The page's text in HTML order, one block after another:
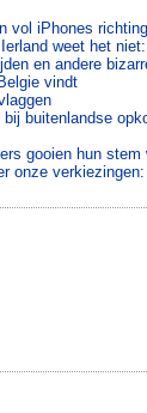
vol iPhones
weet het
en andere
vindt
buitenlandse
gooien hun stem
onze